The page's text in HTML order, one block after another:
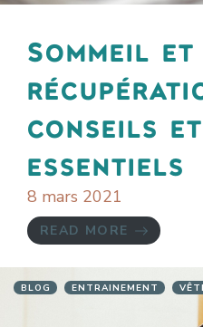
Sommeil et
conseils
essentiels
8 mars 2021
READ MORE
BLOG ENTRAINEMENT